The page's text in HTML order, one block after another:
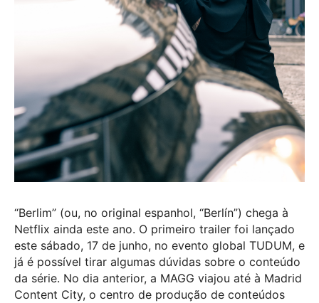
“Berlim” (ou, no original espanhol, “Berlín”) chega à
Netflix ainda este ano. O primeiro trailer foi lançado
este sábado, 17 de junho, no evento global TUDUM, e
já é possível tirar algumas dúvidas sobre o conteúdo
da série. No dia anterior, a MAGG viajou até à Madrid
Content City, o centro de produção de conteúdos